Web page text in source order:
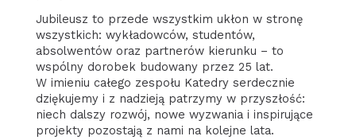
Jubileusz to przede wszystkim ukłon w stronę
wszystkich: wykładowców, studentów,
absolwentów oraz partnerów kierunku – to
wspólny dorobek budowany przez 25 lat.
W imieniu całego zespołu Katedry serdecznie
dziękujemy i z nadzieją patrzymy w przyszłość:
niech dalszy rozwój, nowe wyzwania i inspirujące
projekty pozostają z nami na kolejne lata.